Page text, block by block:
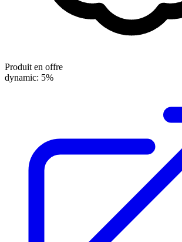
Produit en offre
dynamic: 5%